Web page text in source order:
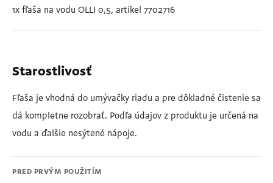
1x fľaša na vodu OLLI 0,5, artikel 7702716
Starostlivosť
Fľaša je vhodná do umývačky riadu a pre dôkladné čistenie sa
dá kompletne rozobrať. Podľa údajov z produktu je určená na
vodu a ďalšie nesýtené nápoje.
PRED PRVÝM POUŽITÍM